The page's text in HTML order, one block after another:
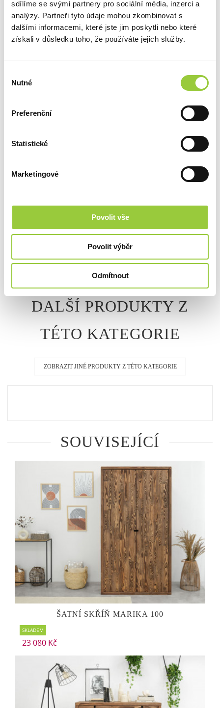
sdílíme se svými partnery pro sociální média, inzerci a
analýzy. Partneři tyto údaje mohou zkombinovat s
dalšími informacemi, které jste jim poskytli nebo které
získali v důsledku toho, že používáte jejich služby.
souhlasu
Nutné
Preferenční
Statistické
Marketingové
Povolit vše
Povolit výběr
Odmítnout
PŘIDAT DO KOŠÍKU
PRODUKTY Z KOLEKCE
POPIS
ZABEZPEČENÍ V SOULADU S GPSR
DOTAZ K PRODUKTU
DALŠÍ PRODUKTY Z
TÉTO KATEGORIE
ZOBRAZIT JINÉ PRODUKTY Z TÉTO KATEGORIE
SOUVISEJÍCÍ
ŠATNÍ SKŘÍŇ MARIKA 100
SKLADEM
23 080 Kč